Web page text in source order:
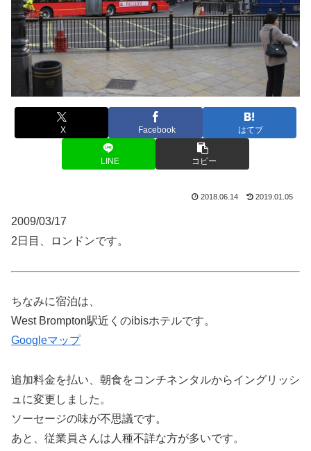
X Facebook はてブ
LINE コピー
2018.06.14 2019.01.05
2009/03/17
2日目、ロンドンです。
ちなみに宿泊は、
West Brompton駅近くのibisホテルです。
Googleマップ
追加料金を払い、朝食をコンチネンタルからイングリッシ
ュに変更しました。
ソーセージの味が不思議です。
あと、従業員さんは人種不詳な方が多いです。